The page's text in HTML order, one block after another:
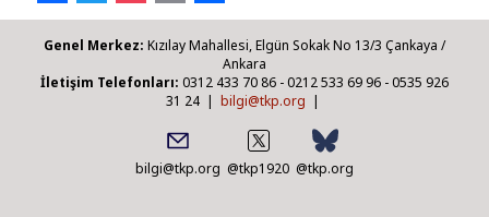
Genel Merkez: Kızılay Mahallesi, Elgün Sokak No 13/3 Çankaya /
Ankara
İletişim Telefonları: 0312 433 70 86 - 0212 533 69 96 - 0535 926
31 24 | bilgi@tkp.org |
bilgi@tkp.org @tkp1920 @tkp.org